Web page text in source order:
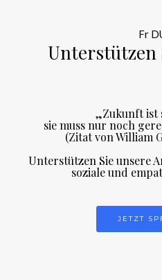
Fr
Unterstützen
„Zukunft ist
sie muss nur noch
(Zitat von William
Unterstützen Sie unsere
soziale und
JETZT